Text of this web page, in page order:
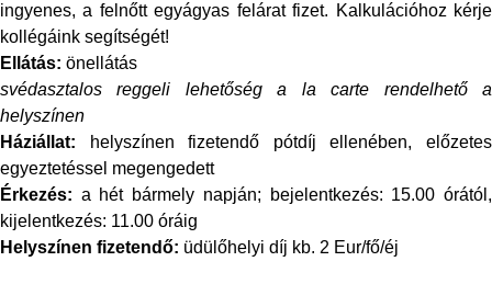
ingyenes, a felnőtt egyágyas felárat fizet. Kalkulációhoz kérje
kollégáink segítségét!
Ellátás: önellátás
svédasztalos reggeli lehetőség a la carte rendelhető a
helyszínen
Háziállat: helyszínen fizetendő pótdíj ellenében, előzetes
egyeztetéssel megengedett
Érkezés: a hét bármely napján; bejelentkezés: 15.00 órától,
kijelentkezés: 11.00 óráig
Helyszínen fizetendő: üdülőhelyi díj kb. 2 Eur/fő/éj